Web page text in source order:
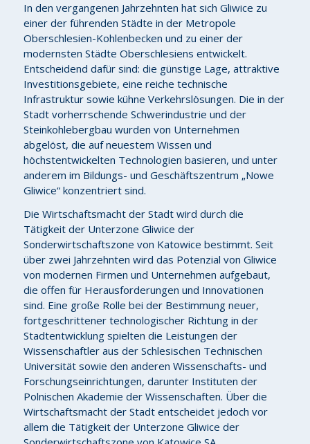
In den vergangenen Jahrzehnten hat sich Gliwice zu
einer der führenden Städte in der Metropole
Oberschlesien-Kohlenbecken und zu einer der
modernsten Städte Oberschlesiens entwickelt.
Entscheidend dafür sind: die günstige Lage, attraktive
Investitionsgebiete, eine reiche technische
Infrastruktur sowie kühne Verkehrslösungen. Die in der
Stadt vorherrschende Schwerindustrie und der
Steinkohlebergbau wurden von Unternehmen
abgelöst, die auf neuestem Wissen und
höchstentwickelten Technologien basieren, und unter
anderem im Bildungs- und Geschäftszentrum „Nowe
Gliwice“ konzentriert sind.
Die Wirtschaftsmacht der Stadt wird durch die
Tätigkeit der Unterzone Gliwice der
Sonderwirtschaftszone von Katowice bestimmt. Seit
über zwei Jahrzehnten wird das Potenzial von Gliwice
von modernen Firmen und Unternehmen aufgebaut,
die offen für Herausforderungen und Innovationen
sind. Eine große Rolle bei der Bestimmung neuer,
fortgeschrittener technologischer Richtung in der
Stadtentwicklung spielten die Leistungen der
Wissenschaftler aus der Schlesischen Technischen
Universität sowie den anderen Wissenschafts- und
Forschungseinrichtungen, darunter Instituten der
Polnischen Akademie der Wissenschaften. Über die
Wirtschaftsmacht der Stadt entscheidet jedoch vor
allem die Tätigkeit der Unterzone Gliwice der